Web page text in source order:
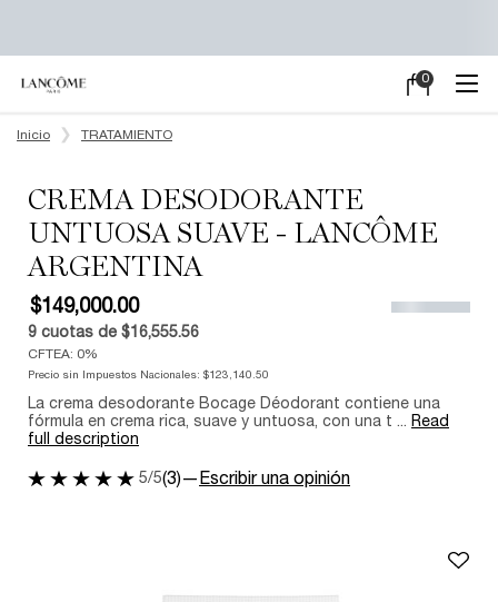
Mi
0
0 producto
Inicio
TRATAMIENTO
CREMA DESODORANTE
UNTUOSA SUAVE - LANCÔME
ARGENTINA
$149,000.00
9 cuotas de $16,555.56
CFTEA: 0%
Precio sin Impuestos Nacionales: $123,140.50
La crema desodorante Bocage Déodorant contiene una
fórmula en crema rica, suave y untuosa, con una t ... Read
full description
5/5(3)— Escribir una opinión